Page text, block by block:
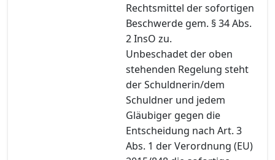
Rechtsmittel der sofortigen
Beschwerde gem. § 34 Abs.
2 InsO zu.
Unbeschadet der oben
stehenden Regelung steht
der Schuldnerin/dem
Schuldner und jedem
Gläubiger gegen die
Entscheidung nach Art. 3
Abs. 1 der Verordnung (EU)